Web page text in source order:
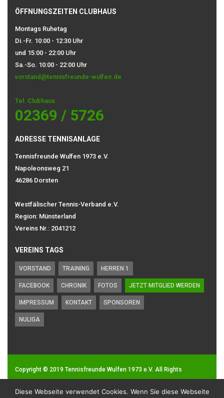
ÖFFNUNGSZEITEN CLUBHAUS
Montags Ruhetag
Di.-Fr. 10:00 - 12:30 Uhr
und 15:00 - 22:00 Uhr
Sa.-So. 10:00 - 22:00 Uhr
vorstand@tennisfreunde-wulfen.de
Tel. Clubhaus
02369 / 5726
ADRESSE TENNISANLAGE
Tennisfreunde Wulfen 1973 e.V.
Napoleonsweg 21
46286 Dorsten
Westfälischer Tennis-Verband e.V.
Region: Münsterland
Vereins Nr.: 2041212
VEREINS TAGS
VORSTAND TRAINING HERREN 1
FACEBOOK CHRONIK FOTOS JETZT MITGLIED WERDEN
IMPRESSUM KONTAKT SPONSOREN
NULIGA
Copyright © 2019 Tennisfreunde Wulfen 1973 e.V. All Rights
Diese Webseite verwendet Cookies. Wenn Sie diese Webseite